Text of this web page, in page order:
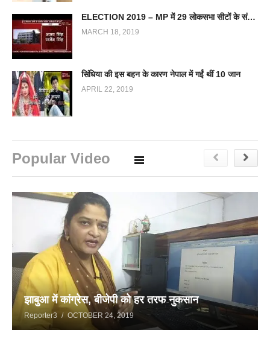
ELECTION 2019 – MP में 29 लोकसभा सीटों के संभावित कांग्रेस उम्मीदवारों की सूची
MARCH 18, 2019
सिंधिया की इस बहन के कारण नेपाल में गईं थीं 10 जान
APRIL 22, 2019
Popular Video a
झाबुआ में कांग्रेस, बीजेपी को हर तरफ नुकसान
Reporter3 OCTOBER 24, 2019